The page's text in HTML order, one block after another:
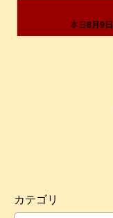
本日8月9日
カテゴリ